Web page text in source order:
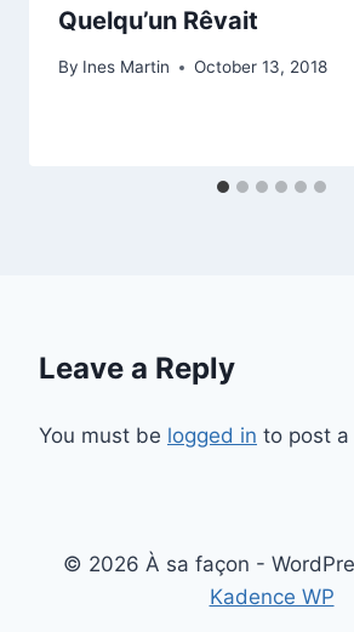
Quelqu’un Rêvait
By Ines Martin October 13, 2018
Leave a Reply
You must be logged in to post a
© 2026 À sa façon -
Kadence WP